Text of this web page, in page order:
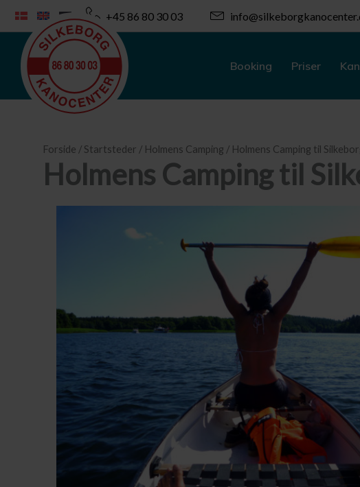
indholdet
+45 86 80 30 03
Booking Priser
Forside / Startsteder / Holmens Camping / Holmens Camping til
Holmens Camping til